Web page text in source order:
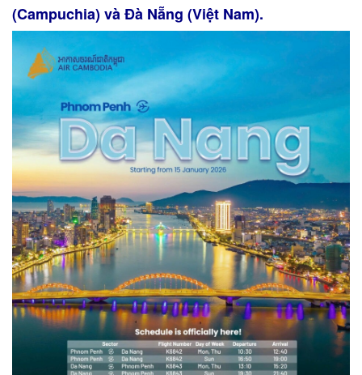
(Campuchia) và Đà Nẵng (Việt Nam).